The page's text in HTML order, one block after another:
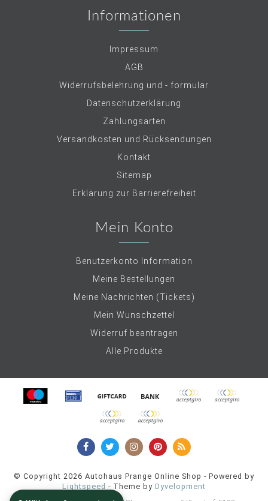
Informationen
Impressum
AGB
Widerrufsbelehrung und - formular
Datenschutzerklärung
Zahlungsarten
Versandkosten und Rücksendungen
Kontakt
Sitemap
Erklärung zur Barrierefreiheit
Mein Konto
Benutzerkonto Information
Meine Bestellungen
Meine Nachrichten (Tickets)
Mein Wunschzettel
Widerruf beantragen
Alle Produkte
© Copyright 2026 Autohaus Prange Online Shop - Powered by
Lightspeed - Theme by Dyvelopment